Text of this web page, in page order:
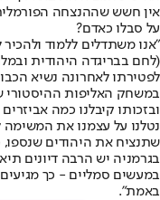
אין חשש שההנצחה
על סבלו כאדם?
"אנו משתדלים ללמוד
(לחם בבריגדה היהודית
לפטירתו לאחרונה נשיא
ובזכותו קיבלנו כמה
נטלנו על עצמנו את המשימה
שתנציח את היהודים שנספו,
בגרמניה יש הרבה דיונים
במעשים סמליים - כך
באמת".